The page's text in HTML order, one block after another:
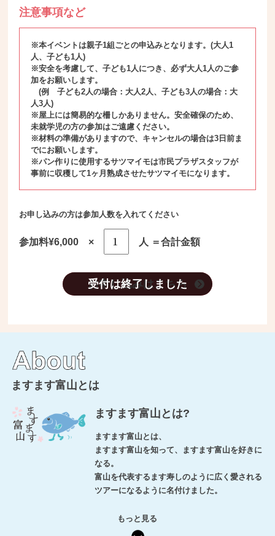
注意事項など
※本イベントは親子1組ごとの申込みとなります。(大人1
人、子ども1人)
※安全を考慮して、子ども1人につき、必ず大人1人のご参
加をお願いします。
(例 子ども2人の場合：大人2人、子ども3人の場合：大
人3人)
※屋上には簡易的な柵しかありません。安全確保のため、
未就学児の方の参加はご遠慮ください。
※材料の準備がありますので、キャンセルの場合は3日前ま
でにお願いします。
※パン作りに使用するサツマイモは市民プラザスタッフが
事前に収穫して1ヶ月熟成させたサツマイモになります。
お申し込みの方は参加人数を入れてください
参加料¥6,000 × 人 ＝合計金額
お申し込みはこちら
ますます富山とは
ますます富山とは?
ますます富山とは、
ますます富山を知って、ますます富山を好きに
なる。
富山を代表するます寿しのように広く愛される
ツアーになるように名付けました。
もっと見る